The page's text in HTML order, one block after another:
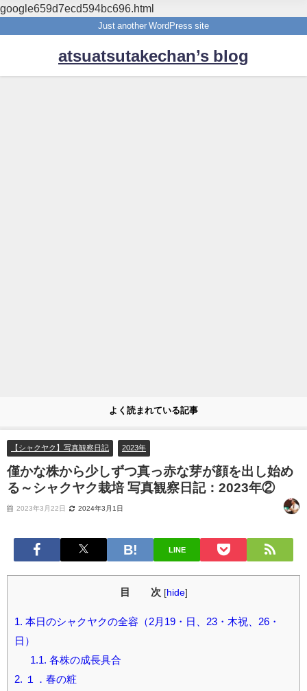
google659d7ecd594bc696.html
Just another WordPress site
atsuatsutakechan’s blog
よく読まれている記事
【シャクヤク】写真観察日記 2023年
僅かな株から少しずつ真っ赤な芽が顔を出し始め
る～シャクヤク栽培 写真観察日記：2023年②
2023年3月22日 2024年3月1日
LINE
目 次 [hide]
1. 本日のシャクヤクの全容（2月19・日、23・木祝、26・
日）
1.1. 各株の成長具合
2. １．春の粧